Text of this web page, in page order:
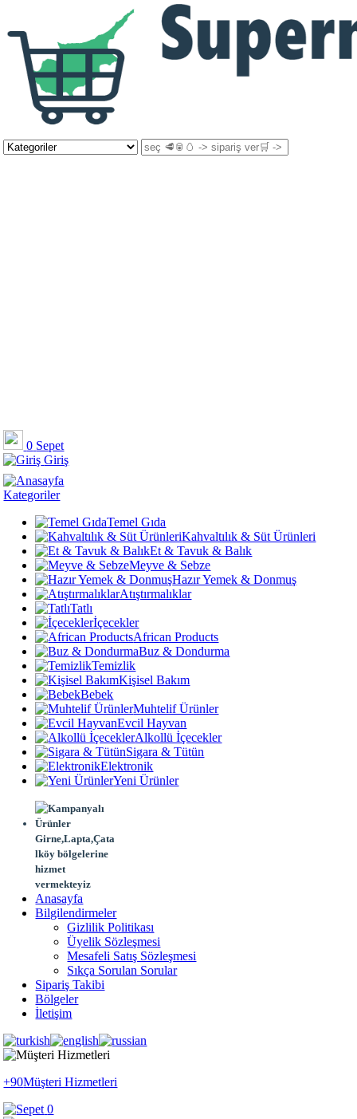
0 Sepet
Giriş
Kategoriler
Temel Gıda
Kahvaltılık & Süt Ürünleri
Et & Tavuk & Balık
Meyve & Sebze
Hazır Yemek & Donmuş
Atıştırmalıklar
Tatlı
İçecekler
African Products
Buz & Dondurma
Temizlik
Kişisel Bakım
Bebek
Muhtelif Ürünler
Evcil Hayvan
Alkollü İçecekler
Sigara & Tütün
Elektronik
Yeni Ürünler
Girne,Lapta,Çata
lköy bölgelerine
hizmet
vermekteyiz
Anasayfa
Bilgilendirmeler
Gizlilik Politikası
Üyelik Sözleşmesi
Mesafeli Satış Sözleşmesi
Sıkça Sorulan Sorular
Sipariş Takibi
Bölgeler
İletişim
+90Müşteri Hizmetleri
0